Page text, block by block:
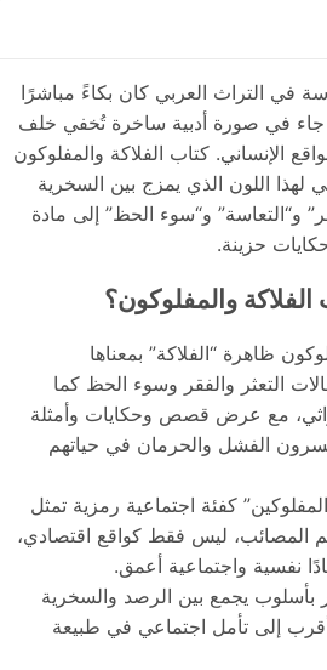
في التراث العربي كان بكاءً مباشرًا
في صورة أدبية ساخرة تُخفي خلف
الإنساني. كتاب الفلاكة والمفلوكون
لهذا اللون الذي يمزج بين السخرية
و“التعاسة” و“سوء الحظ” إلى مادة
حزينة.
والمفلوكون؟
ظاهرة “الفلاكة” بمعناها
التعثر والفقر وسوء الحظ كما
مع عرض قصص وحكايات وأمثلة
الفشل والحرمان في حياتهم
كفئة اجتماعية رمزية تمثل
المصائب، ليس فقط كواقع اقتصادي،
نفسية واجتماعية أعمق.
بأسلوب يجمع بين الرصد والسخرية
إلى تأمل اجتماعي في طبيعة